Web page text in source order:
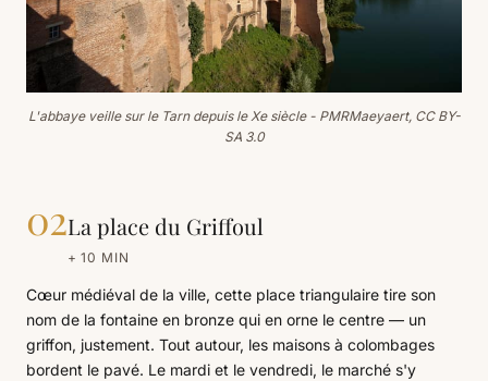
L'abbaye veille sur le Tarn depuis le Xe siècle - PMRMaeyaert, CC BY-
SA 3.0
02La place du Griffoul
+ 10 MIN
Cœur médiéval de la ville, cette place triangulaire tire son
nom de la fontaine en bronze qui en orne le centre — un
griffon, justement. Tout autour, les maisons à colombages
bordent le pavé. Le mardi et le vendredi, le marché s'y